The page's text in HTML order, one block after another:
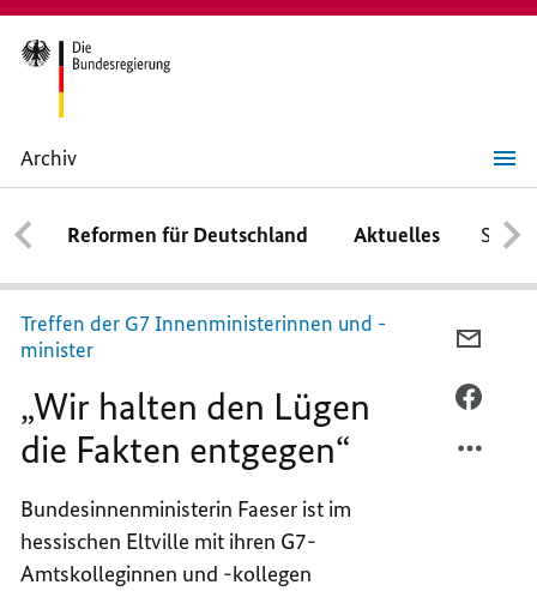
Archiv
„Wir
halten
den
Lügen
die
Fakten
entgegen“
Reformen für Deutschland Aktuelles
Treffen der G7 Innenministerinnen und -
minister
„Wir halten den Lügen
die Fakten entgegen“
Bundesinnenministerin Faeser ist im
hessischen Eltville mit ihren G7-
Amtskolleginnen und -kollegen